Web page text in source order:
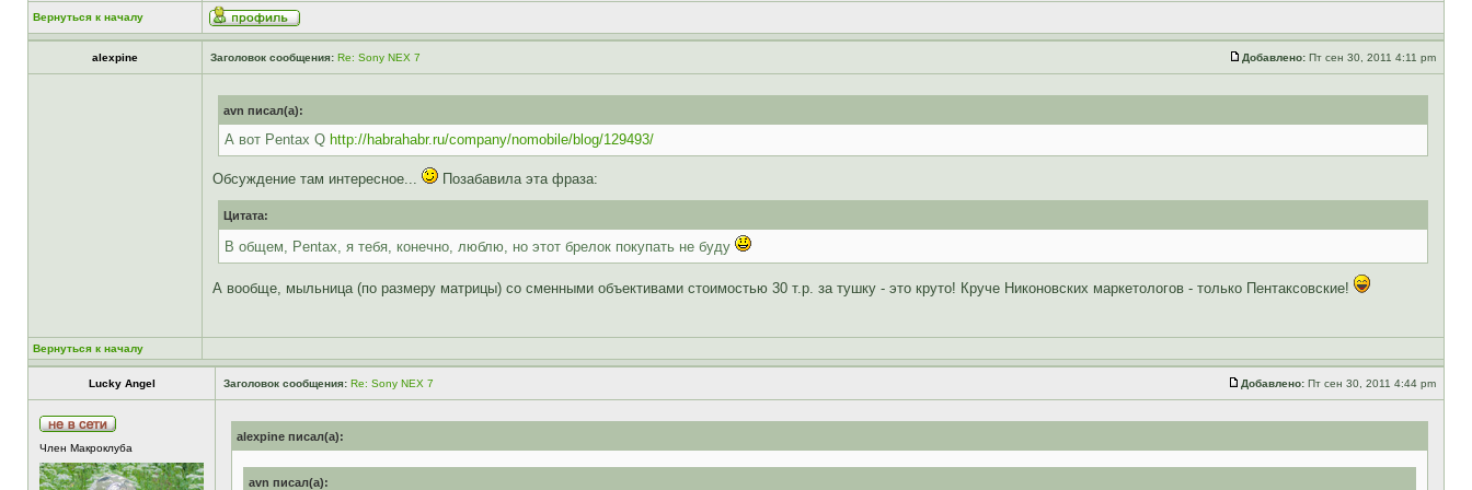
Вернуться к началу
alexpine Заголовок сообщения: Re: Sony NEX 7 Добавлено: Пт сен 30, 2011 4:11 pm
avn писал(а):
А вот Pentax Q http://habrahabr.ru/company/nomobile/blog/129493/
Обсуждение там интересное... Позабавила эта фраза:
Цитата:
В общем, Pentax, я тебя, конечно, люблю, но этот брелок покупать не буду
А вообще, мыльница (по размеру матрицы) со сменными объективами стоимостью 30 т.р. за тушку - это круто! Круче Никоновских маркетологов - только Пентаксовские!
Вернуться к началу
Lucky Angel Заголовок сообщения: Re: Sony NEX 7 Добавлено: Пт сен 30, 2011 4:44 pm
Член Макроклуба
alexpine писал(а):
avn писал(а):